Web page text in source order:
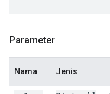
Parameter
Nama Jenis